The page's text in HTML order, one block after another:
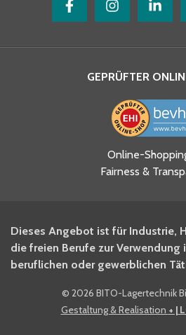
Ja, ich habe die
und akzeptiere
BITO Newsletter
Intralogistiker
Ja, ich möchte
BITO Shop-
GEPRÜFTER
Online-
Fairness &
Dieses Angebot ist für Industrie,
die freien Berufe zur
beruflichen oder gewerblichen
© 2026 BITO-Lagertechnik
Gestaltung & Realisation + |